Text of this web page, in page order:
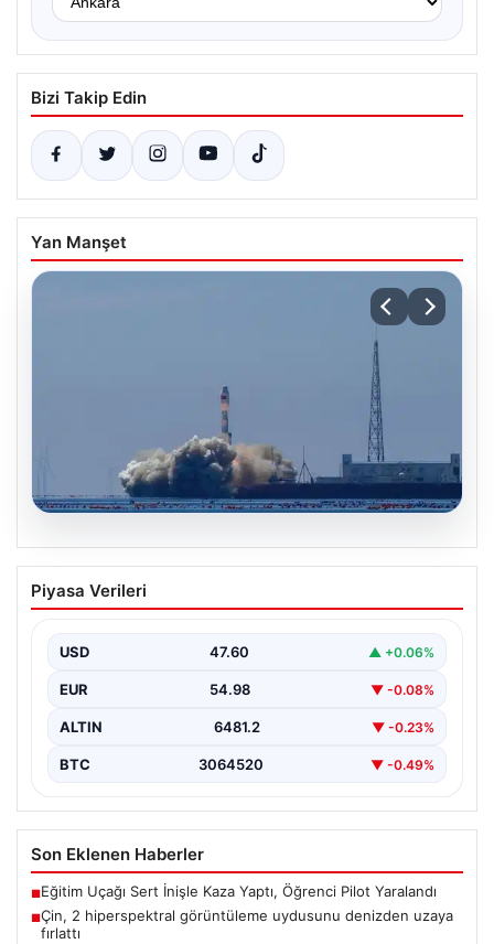
Bizi Takip Edin
Yan Manşet
05.08.2026
Çin, 2 hiperspektral görüntüleme
uydusunu denizden uzaya fırlattı
Piyasa Verileri
USD 47.60 ▲ +0.06%
EUR 54.98 ▼ -0.08%
ALTIN 6481.2 ▼ -0.23%
BTC 3064520 ▼ -0.49%
Son Eklenen Haberler
■Eğitim Uçağı Sert İnişle Kaza Yaptı, Öğrenci Pilot Yaralandı
■Çin, 2 hiperspektral görüntüleme uydusunu denizden uzaya
fırlattı